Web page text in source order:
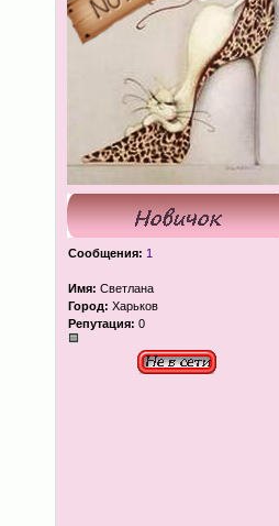
Сообщения: 1
Имя: Светлана
Город: Харьков
Репутация: 0